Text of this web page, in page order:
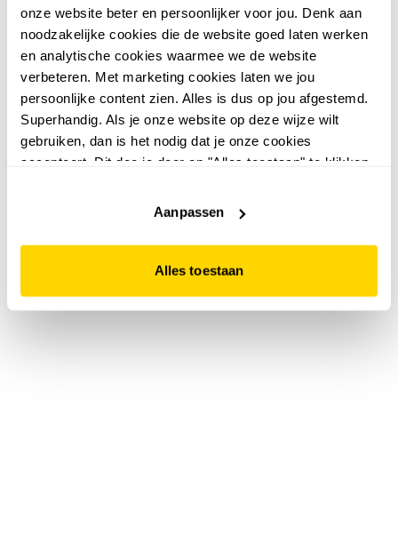
onze website beter en persoonlijker voor jou. Denk aan
noodzakelijke cookies die de website goed laten werken
en analytische cookies waarmee we de website
verbeteren. Met marketing cookies laten we jou
persoonlijke content zien. Alles is dus op jou afgestemd.
Superhandig. Als je onze website op deze wijze wilt
gebruiken, dan is het nodig dat je onze cookies
accepteert. Dit doe je door op "Alles toestaan" te klikken.
website niet optimaal functioneert.
Aanpassen
Alles toestaan